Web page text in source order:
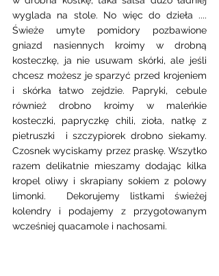
wyglada na stole. No więc do dzieła ....
Świeże umyte pomidory pozbawione
gniazd nasiennych kroimy w drobną
kosteczkę, ja nie usuwam skórki, ale jeśli
chcesz możesz je sparzyć przed krojeniem
i skórka łatwo zejdzie. Papryki, cebule
również drobno kroimy w maleńkie
kosteczki, papryczkę chili, zioła, natkę z
pietruszki  i szczypiorek drobno siekamy.
Czosnek wyciskamy przez praskę. Wszytko
razem delikatnie mieszamy dodając kilka
kropel oliwy i skrapiany sokiem z polowy
limonki.  Dekorujemy listkami świeżej
kolendry i podajemy z przygotowanym
wcześniej quacamole i nachosami.